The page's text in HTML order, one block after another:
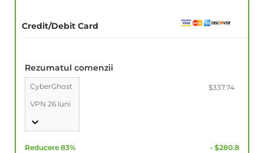
Credit/Debit Card
Rezumatul comenzii
CyberGhost
VPN 26 luni
$337.74
Reducere 83% - $280.8